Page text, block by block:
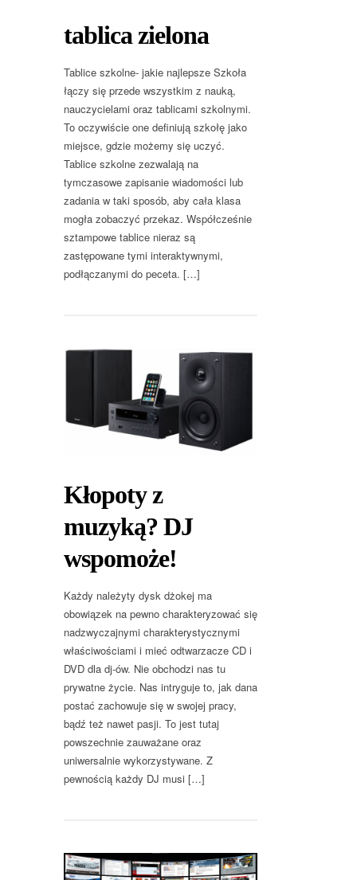
tablica zielona
Tablice szkolne- jakie najlepsze Szkoła
łączy się przede wszystkim z nauką,
nauczycielami oraz tablicami szkolnymi.
To oczywiście one definiują szkołę jako
miejsce, gdzie możemy się uczyć.
Tablice szkolne zezwalają na
tymczasowe zapisanie wiadomości lub
zadania w taki sposób, aby cała klasa
mogła zobaczyć przekaz. Współcześnie
sztampowe tablice nieraz są
zastępowane tymi interaktywnymi,
podłączanymi do peceta. […]
Kłopoty z
muzyką? DJ
wspomoże!
Każdy należyty dysk dżokej ma
obowiązek na pewno charakteryzować się
nadzwyczajnymi charakterystycznymi
właściwościami i mieć odtwarzacze CD i
DVD dla dj-ów. Nie obchodzi nas tu
prywatne życie. Nas intryguje to, jak dana
postać zachowuje się w swojej pracy,
bądź też nawet pasji. To jest tutaj
powszechnie zauważane oraz
uniwersalnie wykorzystywane. Z
pewnością każdy DJ musi […]